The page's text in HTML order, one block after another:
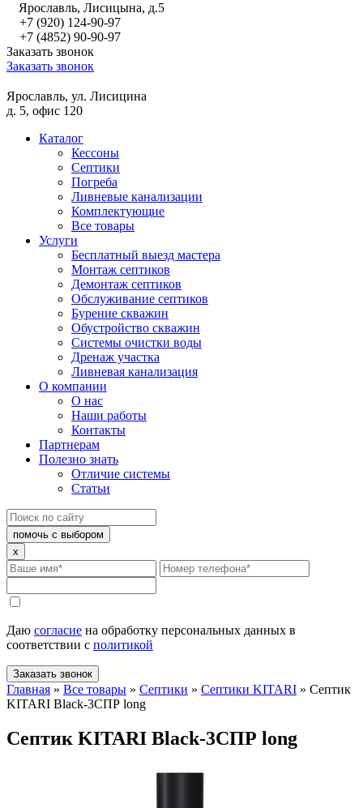
Ярославль, Лисицына, д.5
+7 (920) 124-90-97
+7 (4852) 90-90-97
Заказать звонок
Заказать звонок
Ярославль, ул. Лисицина
д. 5, офис 120
Каталог
Кессоны
Септики
Погреба
Ливневые канализации
Комплектующие
Все товары
Услуги
Бесплатный выезд мастера
Монтаж септиков
Демонтаж септиков
Обслуживание септиков
Бурение скважин
Обустройство скважин
Системы очистки воды
Дренаж участка
Ливневая канализация
О компании
О нас
Наши работы
Контакты
Партнерам
Полезно знать
Отличие системы
Статьи
помочь с выбором
x
Даю согласие на обработку персональных данных в
соответствии с политикой
Заказать звонок
Главная » Все товары » Септики » Септики KITARI » Септик
KITARI Black-3СПР long
Септик KITARI Black-3СПР long